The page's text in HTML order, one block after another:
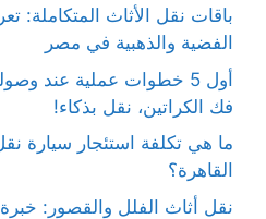
باقات نقل الأثاث المتكاملة:
الفضية والذهبية في مصر
أول 5 خطوات عملية عند
فك الكراتين، نقل بذكاء!
ما هي تكلفة استئجار سيارة
القاهرة؟
نقل أثاث الفلل والقصور: